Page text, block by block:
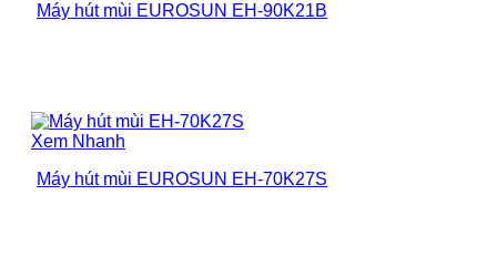
Máy hút mùi EUROSUN EH-90K21B
Xem Nhanh
Máy hút mùi EUROSUN EH-70K27S